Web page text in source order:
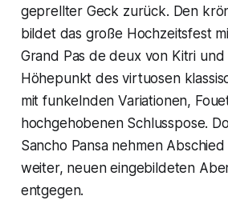
geprellter Geck zurück. Den
bildet das große Hochzeitsfest
Grand Pas de deux von Kitri und
Höhepunkt des virtuosen
mit funkelnden Variationen,
hochgehobenen Schlusspose.
Sancho Pansa nehmen
weiter, neuen eingebildeten
entgegen.